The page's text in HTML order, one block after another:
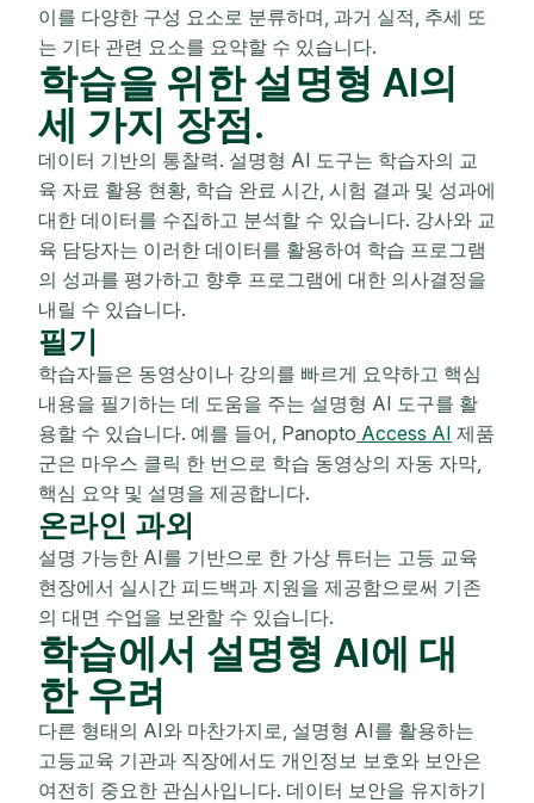
이를 다양한 구성 요소로 분류하며, 과거 실적, 추세 또
는 기타 관련 요소를 요약할 수 있습니다.
학습을 위한 설명형 AI의
세 가지 장점.
데이터 기반의 통찰력. 설명형 AI 도구는 학습자의 교
육 자료 활용 현황, 학습 완료 시간, 시험 결과 및 성과에
대한 데이터를 수집하고 분석할 수 있습니다. 강사와 교
육 담당자는 이러한 데이터를 활용하여 학습 프로그램
의 성과를 평가하고 향후 프로그램에 대한 의사결정을
내릴 수 있습니다.
필기
학습자들은 동영상이나 강의를 빠르게 요약하고 핵심
내용을 필기하는 데 도움을 주는 설명형 AI 도구를 활
용할 수 있습니다. 예를 들어, Panopto Access AI 제품
군은 마우스 클릭 한 번으로 학습 동영상의 자동 자막,
핵심 요약 및 설명을 제공합니다.
온라인 과외
설명 가능한 AI를 기반으로 한 가상 튜터는 고등 교육
현장에서 실시간 피드백과 지원을 제공함으로써 기존
의 대면 수업을 보완할 수 있습니다.
학습에서 설명형 AI에 대
한 우려
다른 형태의 AI와 마찬가지로, 설명형 AI를 활용하는
고등교육 기관과 직장에서도 개인정보 보호와 보안은
여전히 중요한 관심사입니다. 데이터 보안을 유지하기